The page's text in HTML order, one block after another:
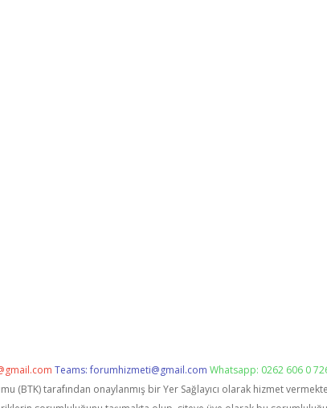
Teams:forumhizmeti@gmail.com Whatsapp: 0262 606 0
(BTK) tarafından onaylanmış bir Yer Sağlayıcı olarak hizmet